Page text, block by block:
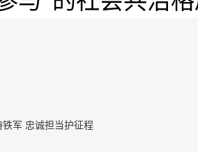
军 忠诚担当护征程